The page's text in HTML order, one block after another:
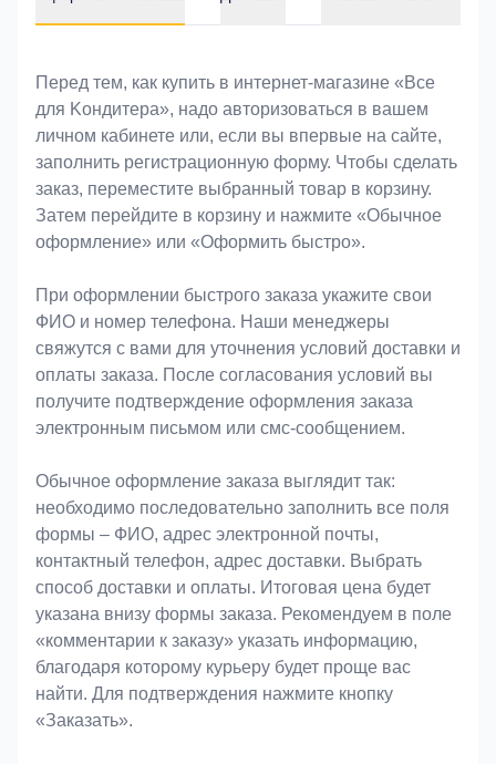
Оформление заказа
Перед тем, как купить в интернет-магазине «Bce
для Koндитeрa», надо авторизоваться в вашем
личном кабинете или, если вы впервые на сайте,
заполнить регистрационную форму. Чтобы сделать
заказ, переместите выбранный товар в корзину.
Затем перейдите в корзину и нажмите «Обычное
оформление» или «Оформить быстро».
При оформлении быстрого заказа укажите свои
ФИО и номер телефона. Наши менеджеры
свяжутся с вами для уточнения условий доставки и
оплаты заказа. После согласования условий вы
получите подтверждение оформления заказа
электронным письмом или смс-сообщением.
Обычное оформление заказа выглядит так:
необходимо последовательно заполнить все поля
формы – ФИО, адрес электронной почты,
контактный телефон, адрес доставки. Выбрать
способ доставки и оплаты. Итоговая цена будет
указана внизу формы заказа. Рекомендуем в поле
«комментарии к заказу» указать информацию,
благодаря которому курьеру будет проще вас
найти. Для подтверждения нажмите кнопку
«Заказать».